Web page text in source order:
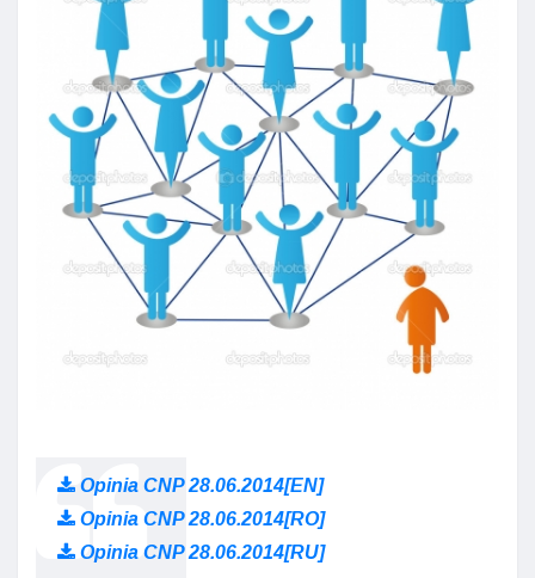
Opinia CNP 28.06.2014[EN]
Opinia CNP 28.06.2014[RO]
Opinia CNP 28.06.2014[RU]